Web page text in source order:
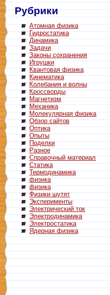
Рубрики
Атомная физика
Гидростатика
Динамика
Задачи
Законы сохранения
Игрушки
Квантовая физика
Кинематика
Колебания и волны
Кроссворды
Магнетизм
Механика
Молекулярная физика
Обзор сайтов
Оптика
Опыты
Поделки
Разное
Справочный материал
Статика
Термодинамика
физика
физика
Физики шутят
Эксперименты
Электрический ток
Электродинамика
Электростатика
Ядерная физика